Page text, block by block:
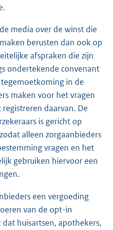
media over de winst die
berusten dan ook op
afspraken die zijn
ondertekende convenant
in de
maken voor het vragen
daarvan. De
is gericht op
alleen zorgaanbieders
vragen en het
gebruiken hiervoor een
een vergoeding
van de opt-in
huisartsen, apothekers,